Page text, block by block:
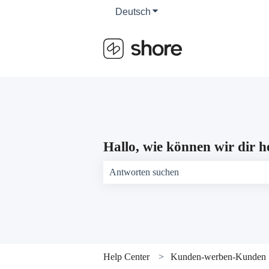
Deutsch Untermenü für
Hallo, wie können wir dir
Help Center Kunden-werben-Kunden